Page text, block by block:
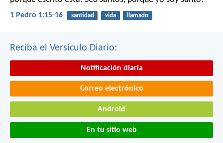
1 Pedro 1:15-16 santidad vida llamado
Reciba el Versículo Diario:
Notificación diaria
Correo electrónico
Android
En tu sitio web